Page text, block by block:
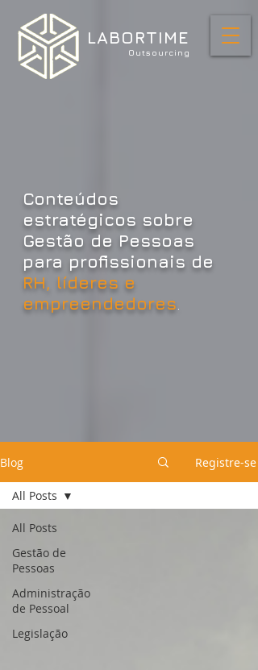
LABORTIME
Outsourcing
Conteúdos
estratégicos sobre
Gestão de Pessoas
para profissionais de
RH, líderes e
empreendedores.
Blog Registre-se
All Posts
Gestão de
Pessoas
Administração
de Pessoal
Legislação
All Posts